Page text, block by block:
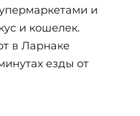
и
и кошелек.
в Ларнаке
езды от